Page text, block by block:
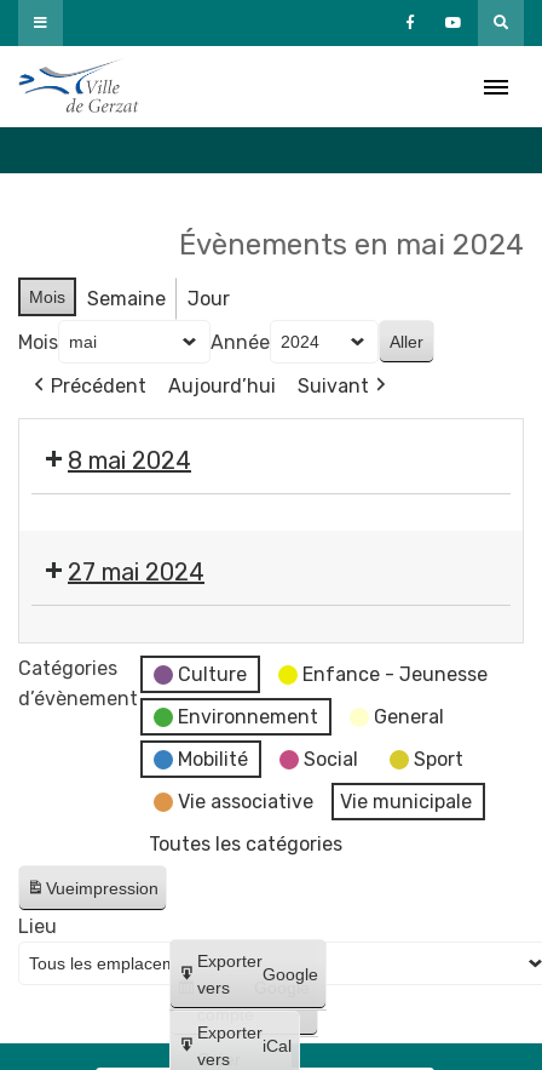
Passer
au
contenu
Évènements en mai 2024
Mois Semaine
Jour
Mois
Année
Précédent
Aujourd’hui Suivant
8 mai 2024
commémorative
de
la
Victoire
du
27 mai 2024
Réunion
du
juin
Catégories
d’évènement
Culture
Enfance - Jeunesse
Environnement
General
Mobilité
Social
Sport
Vie associative
Vie municipale
Toutes les catégories
Vueimpression
Créer
un
compte
Google
Créer
Exporter
vers
Google
Exporter
vers
iCal
Lieu